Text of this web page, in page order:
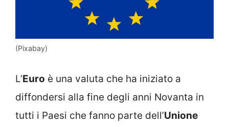
(Pixabay)
L’Euro è una valuta che ha iniziato a
diffondersi alla fine degli anni Novanta in
tutti i Paesi che fanno parte dell’Unione